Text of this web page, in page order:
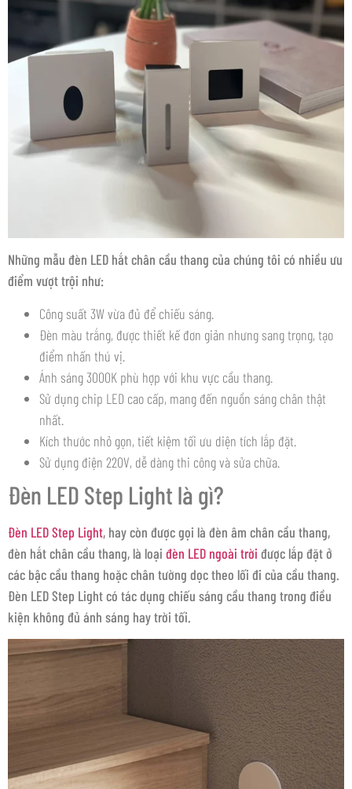
Những mẫu đèn LED hắt chân cầu thang của chúng tôi có nhiều ưu
điểm vượt trội như:
Công suất 3W vừa đủ để chiếu sáng.
Đèn màu trắng, được thiết kế đơn giản nhưng sang trọng, tạo
điểm nhấn thú vị.
Ánh sáng 3000K phù hợp với khu vực cầu thang.
Sử dụng chip LED cao cấp, mang đến nguồn sáng chân thật
nhất.
Kích thước nhỏ gọn, tiết kiệm tối ưu diện tích lắp đặt.
Sử dụng điện 220V, dễ dàng thi công và sửa chữa.
Đèn LED Step Light là gì?
Đèn LED Step Light, hay còn được gọi là đèn âm chân cầu thang,
đèn hắt chân cầu thang, là loại đèn LED ngoài trời được lắp đặt ở
các bậc cầu thang hoặc chân tường dọc theo lối đi của cầu thang.
Đèn LED Step Light có tác dụng chiếu sáng cầu thang trong điều
kiện không đủ ánh sáng hay trời tối.